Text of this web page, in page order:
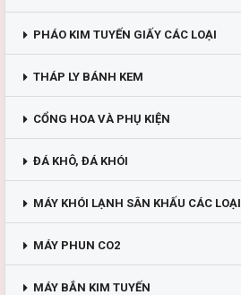
PHÁO KIM TUYẾN GIẤY CÁC LOẠI
THÁP LY BÁNH KEM
CỔNG HOA VÀ PHỤ KIỆN
ĐÁ KHÔ, ĐÁ KHÓI
MÁY KHÓI LẠNH SÂN KHẤU CÁC LOẠI
MÁY PHUN CO2
MÁY BẮN KIM TUYẾN